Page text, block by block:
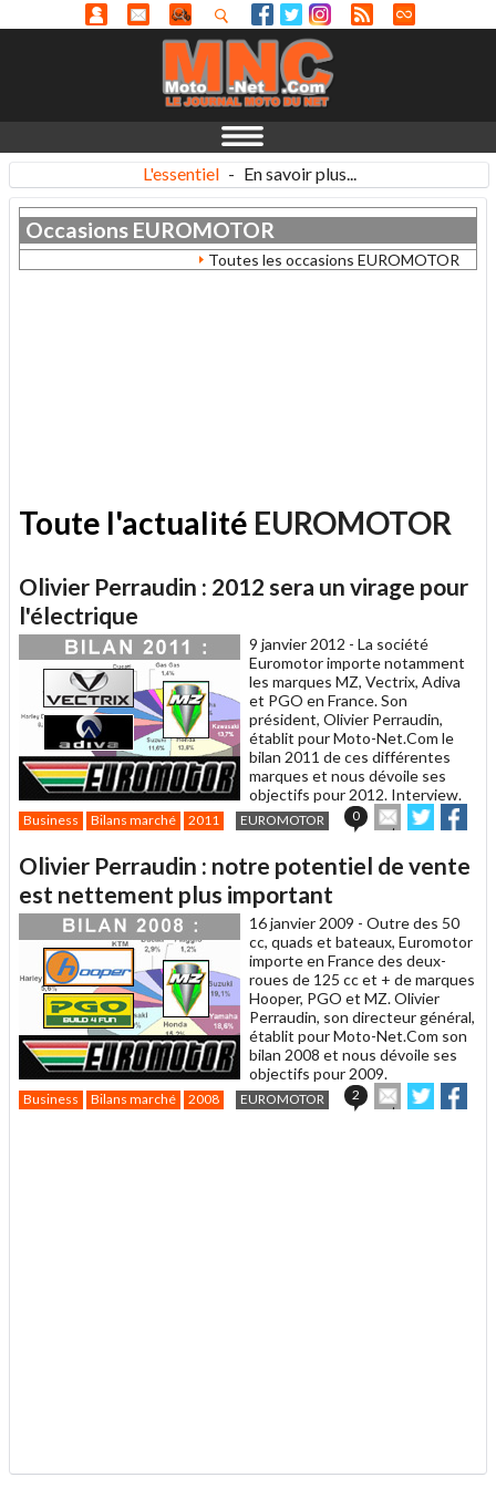
L'essentiel - En savoir plus...
Occasions EUROMOTOR
Toutes les occasions EUROMOTOR
Toute l'actualité EUROMOTOR
Olivier Perraudin : 2012 sera un virage pour
l'électrique
9 janvier 2012 - La société
Euromotor importe notamment
les marques MZ, Vectrix, Adiva
et PGO en France. Son
président, Olivier Perraudin,
établit pour Moto-Net.Com le
bilan 2011 de ces différentes
marques et nous dévoile ses
objectifs pour 2012. Interview.
Business Bilans marché 2011 EUROMOTOR 0
Envoyer
cet
à
Partager
sur sur
Olivier Perraudin : notre potentiel de vente
est nettement plus important
16 janvier 2009 - Outre des 50
cc, quads et bateaux, Euromotor
importe en France des deux-
roues de 125 cc et + de marques
Hooper, PGO et MZ. Olivier
Perraudin, son directeur général,
établit pour Moto-Net.Com son
bilan 2008 et nous dévoile ses
objectifs pour 2009.
Business Bilans marché 2008 EUROMOTOR 2
Envoyer
cet
Partager
sur sur